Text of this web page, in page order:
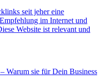
seit jeher eine
im Internet und
Website ist relevant und
Warum sie für Dein Business